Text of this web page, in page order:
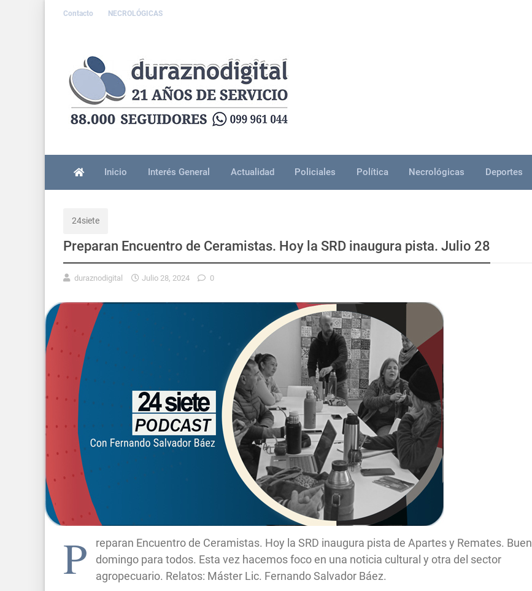
Contacto NECROLÓGICAS
Inicio Interés General Actualidad Policiales Política Necrológicas Deportes
24siete
Preparan Encuentro de Ceramistas. Hoy la SRD inaugura pista. Julio 28
duraznodigital Julio 28, 2024 0
P
reparan Encuentro de Ceramistas. Hoy la SRD inaugura pista de Apartes y Remates. Buen
domingo para todos. Esta vez hacemos foco en una noticia cultural y otra del sector
agropecuario. Relatos: Máster Lic. Fernando Salvador Báez.